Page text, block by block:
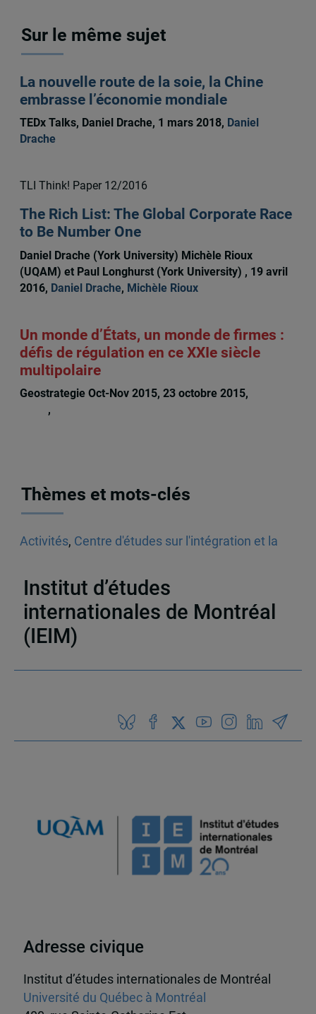
Sur le même sujet
La nouvelle route de la soie, la Chine
embrasse l’économie mondiale
TEDx Talks, Daniel Drache, 1 mars 2018, Daniel
Drache
TLI Think! Paper 12/2016
The Rich List: The Global Corporate Race
to Be Number One
Daniel Drache (York University) Michèle Rioux
(UQAM) et Paul Longhurst (York University) , 19 avril
2016, Daniel Drache, Michèle Rioux
Un monde d’États, un monde de firmes :
défis de régulation en ce XXIe siècle
multipolaire
Geostrategie Oct-Nov 2015, 23 octobre 2015,
,
Thèmes et mots-clés
Activités, Centre d'études sur l'intégration et la
Asie
Chine
Institut d’études
internationales de Montréal
(IEIM)
Adresse civique
Institut d’études internationales de Montréal
Université du Québec à Montréal